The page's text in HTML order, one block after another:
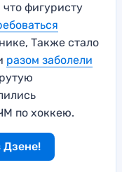
фигуристу
Также стало
разом заболели
по хоккею.
Дзене!